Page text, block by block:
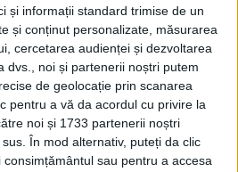
și informații standard trimise de un
și conținut personalizate, măsurarea
cercetarea audienței și dezvoltarea
dvs., noi și partenerii noștri putem
de geolocație prin scanarea
pentru a vă da acordul cu privire la
noi și 1733 partenerii noștri
În mod alternativ, puteți da clic
sau pentru a accesa